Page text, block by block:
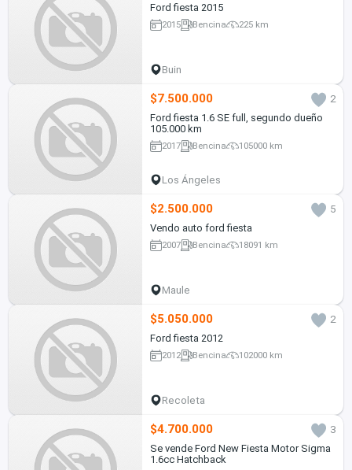
Ford fiesta 2015
2015 Bencina 225 km
Buin
$7.500.000
2
Ford fiesta 1.6 SE full, segundo dueño
105.000 km
2017 Bencina 105000 km
Los Ángeles
$2.500.000
5
Vendo auto ford fiesta
2007 Bencina 18091 km
Maule
$5.050.000
2
Ford fiesta 2012
2012 Bencina 102000 km
Recoleta
$4.700.000
3
Se vende Ford New Fiesta Motor Sigma
1.6cc Hatchback